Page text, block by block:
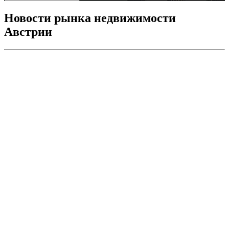
Новости рынка недвижимости
Австрии